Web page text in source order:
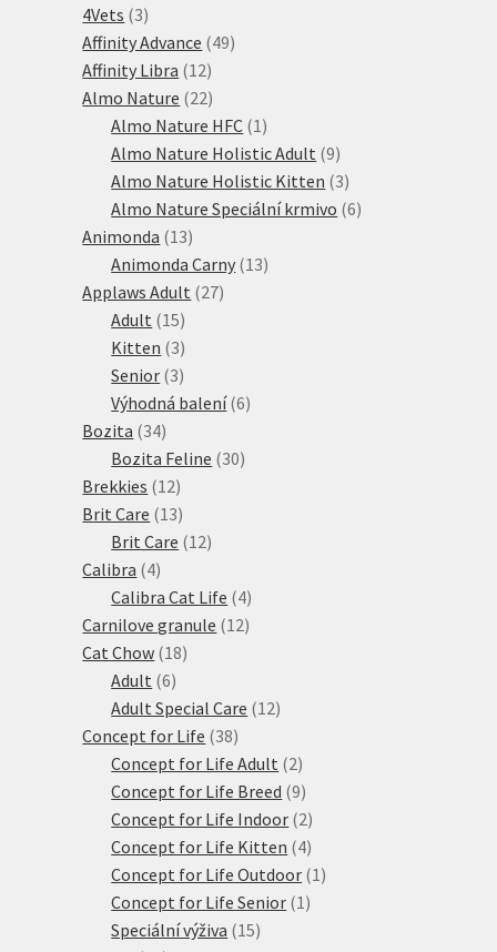
4Vets 33
produkty
Affinity Advance 4949
Affinity Libra 1212
produktů
Almo Nature 2222
produktů
Almo Nature HFC 1 1
produkt
Almo Nature Holistic Adult 99
produktů
Almo Nature Holistic Kitten 33
produkty
Almo Nature Speciální krmivo 66
Animonda 1313
produktů
Animonda Carny 1313
Applaws Adult 2727
Adult 1515
produktů
Kitten 33
produkty
Senior 33
produkty
Výhodná balení 66
Bozita 3434
produktů
Bozita Feline 3030
Brekkies 1212
produktů
Brit Care 1313
produktů
Brit Care 1212
Calibra 44
produkty
Calibra Cat Life 44
produkty
Carnilove granule 1212
Cat Chow 1818
Adult 66
produktů
Adult Special Care 1212
Concept for Life 3838
produktů
Concept for Life Adult 22
produkty
Concept for Life Breed 99
produktů
Concept for Life Indoor 22
produkty
Concept for Life Kitten 44
produkty
Concept for Life Outdoor 1 1
Concept for Life Senior 1 1
Speciální výživa 1515